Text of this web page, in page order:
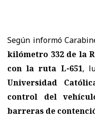
Según informó
kilómetro 332 de la
con la ruta L-651,
Universidad
control del
barreras de